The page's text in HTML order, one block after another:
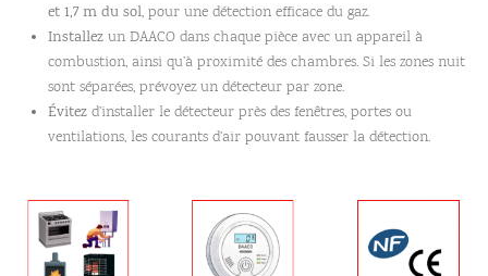
et 1,7 m du sol, pour une détection efficace du gaz.
Installez un DAACO dans chaque pièce avec un appareil à
combustion, ainsi qu’à proximité des chambres. Si les zones nuit
sont séparées, prévoyez un détecteur par zone.
Évitez d’installer le détecteur près des fenêtres, portes ou
ventilations, les courants d’air pouvant fausser la détection.